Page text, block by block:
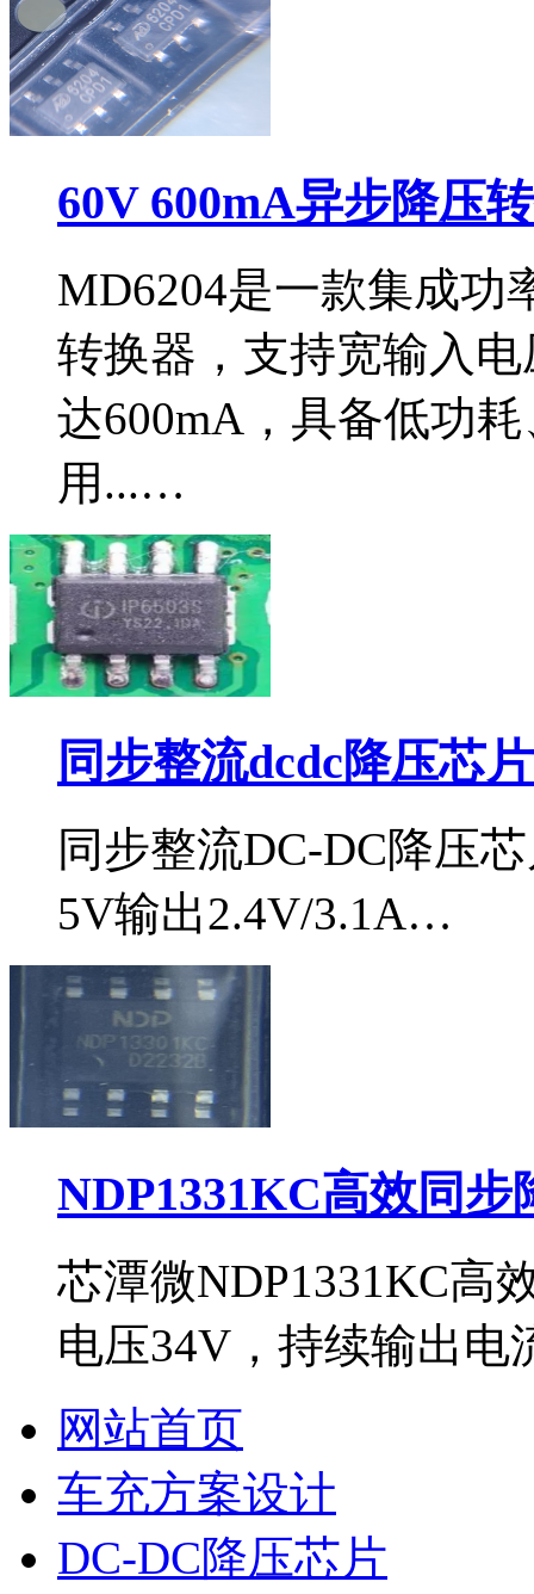
60V 600mA异步降压
MD6204是一款集成功
转换器，支持宽输入
达600mA，具备低功
用...…
同步整流dcdc降压芯
同步整流DC-DC降压
5V输出2.4V/3.1A…
NDP1331KC高效同
芯潭微NDP1331KC高
电压34V，持续输出
网站首页
车充方案设计
DC-DC降压芯片